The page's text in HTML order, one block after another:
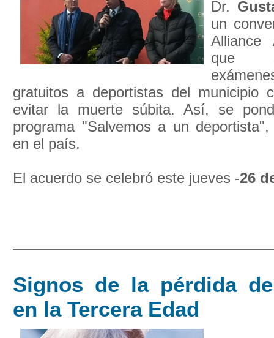
Dr.
un
Alliance
que
gratuitos a deportistas del municipio
evitar la muerte súbita. Así, se
programa "Salvemos a un
en el país.
El acuerdo se celebró este jueves -26
Signos de la pérdida
en la Tercera Edad